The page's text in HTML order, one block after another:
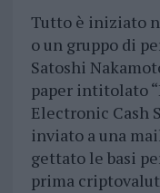
Tutto è iniziato
o un gruppo di
Satoshi
paper intitolato
Electronic Cash
inviato a una
gettato le basi
prima